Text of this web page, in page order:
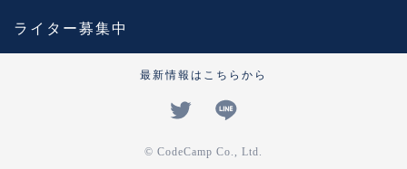
ライター募集中
最新情報はこちらから
© CodeCamp Co., Ltd.